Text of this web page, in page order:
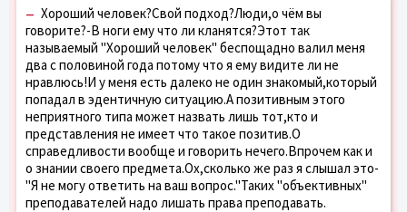
– Хороший человек?Свой подход?Люди,о чём вы
говорите?-В ноги ему что ли кланятся?Этот так
называемый "Хороший человек" беспощадно валил меня
два с половиной года потому что я ему видите ли не
нравлюсь!И у меня есть далеко не один знакомый,который
попадал в эдентичную ситуацию.А позитивным этого
неприятного типа может назвать лишь тот,кто и
представления не имеет что такое позитив.О
справедливости вообще и говорить нечего.Впрочем как и
о знании своего предмета.Ох,сколько же раз я слышал это-
"Я не могу ответить на ваш вопрос."Таких "объективных"
преподавателей надо лишать права преподавать.